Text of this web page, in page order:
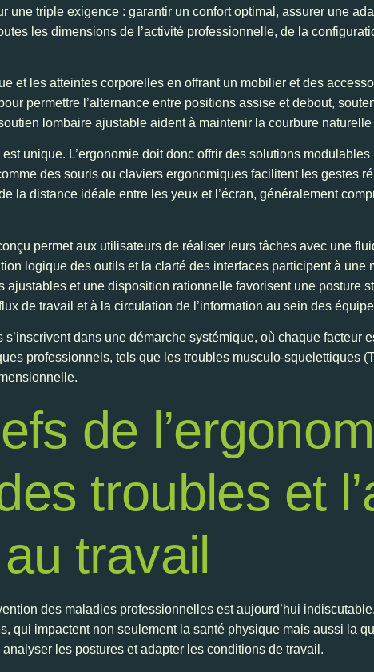
une triple exigence : garantir un confort optimal, assurer une
les dimensions de l’activité professionnelle, de la
et les atteintes corporelles en offrant un mobilier et des
permettre l’alternance entre positions assise et debout,
lombaire ajustable aident à maintenir la courbure
unique. L’ergonomie doit donc offrir des solutions
des souris ou claviers ergonomiques facilitent les gestes
la distance idéale entre les yeux et l’écran, généralement
permet aux utilisateurs de réaliser leurs tâches avec une
logique des outils et la clarté des interfaces participent à
ajustables et une disposition rationnelle favorisent une posture
de travail et à la circulation de l’information au sein des
s’inscrivent dans une démarche systémique, où chaque facteur
professionnels, tels que les troubles musculo-squelettiques
de
troubles et
travail
des maladies professionnelles est aujourd’hui
qui impactent non seulement la santé physique mais aussi la
les postures et adapter les conditions de travail.